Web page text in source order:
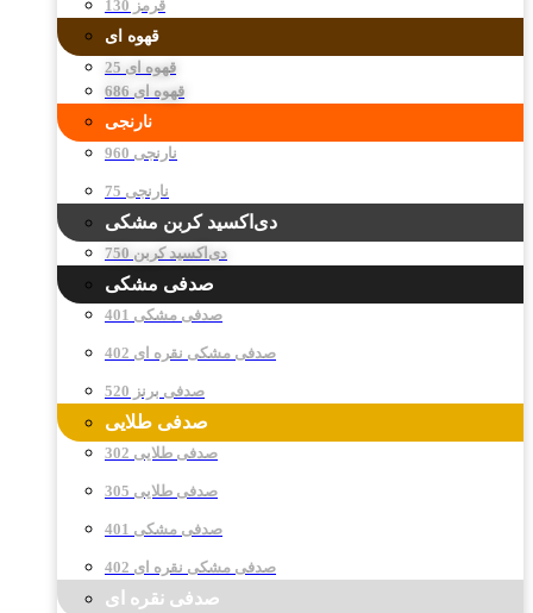
قرمز 130
قهوه ای
قهوه ای 25
قهوه ای 686
نارنجی
نارنجی 960
نارنجی 75
دی‌اکسید کربن مشکی
دی‌اکسید کربن 750
صدفی مشکی
صدفی مشکی 401
صدفی مشکی نقره ای 402
صدفی برنز 520
صدفی طلایی
صدفی طلایی 302
صدفی طلایی 305
صدفی مشکی 401
صدفی مشکی نقره ای 402
صدفی نقره ای